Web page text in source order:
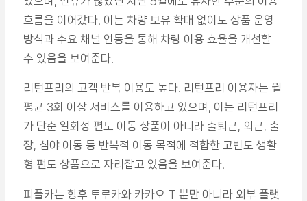
흐름을 이어갔다. 이는 차량 보유 확대 없이도 상품 운영
방식과 수요 채널 연동을 통해 차량 이용 효율을 개선할
수 있음을 보여준다.
리턴프리의 고객 반복 이용도 높다. 리턴프리 이용자는 월
평균 3회 이상 서비스를 이용하고 있으며, 이는 리턴프리
가 단순 일회성 편도 이동 상품이 아니라 출퇴근, 외근, 출
장, 심야 이동 등 반복적 이동 목적에 적합한 고빈도 생활
형 편도 상품으로 자리잡고 있음을 보여준다.
피플카는 향후 투루카와 카카오 T 뿐만 아니라 외부 플랫